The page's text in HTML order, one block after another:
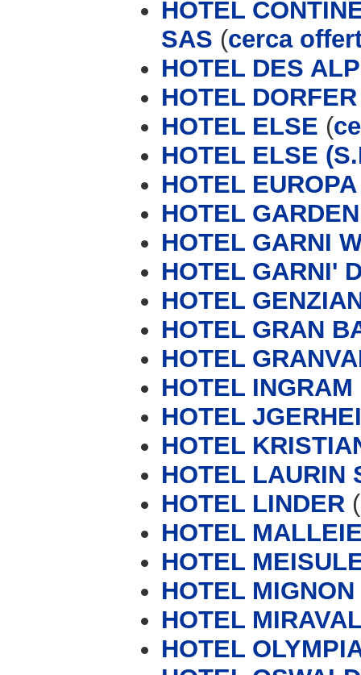
HOTEL
SAS (cerca
HOTEL DES
HOTEL DORFER
HOTEL ELSE (
HOTEL ELSE
HOTEL
HOTEL
HOTEL GARNI
HOTEL GARNI'
HOTEL
HOTEL GRAN
HOTEL
HOTEL INGRAM
HOTEL
HOTEL
HOTEL LAURIN
HOTEL LINDER (
HOTEL
HOTEL
HOTEL
HOTEL
HOTEL